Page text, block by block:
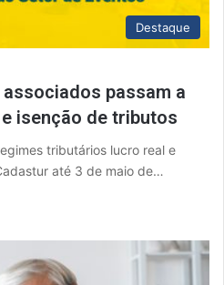
Destaque
passam a
isenção de tributos
tributários lucro real e
até 3 de maio de…